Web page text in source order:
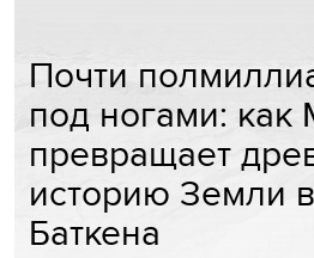
Почти
под ногами: как
превращает
историю Земли
Баткена